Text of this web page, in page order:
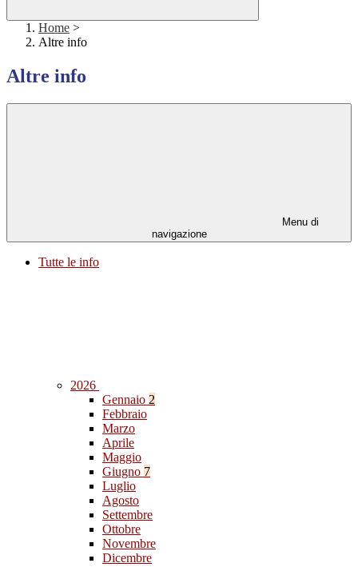
Home >
Altre info
Altre info
Menu di
navigazione
Tutte le info
2026
Gennaio 2
Febbraio
Marzo
Aprile
Maggio
Giugno 7
Luglio
Agosto
Settembre
Ottobre
Novembre
Dicembre